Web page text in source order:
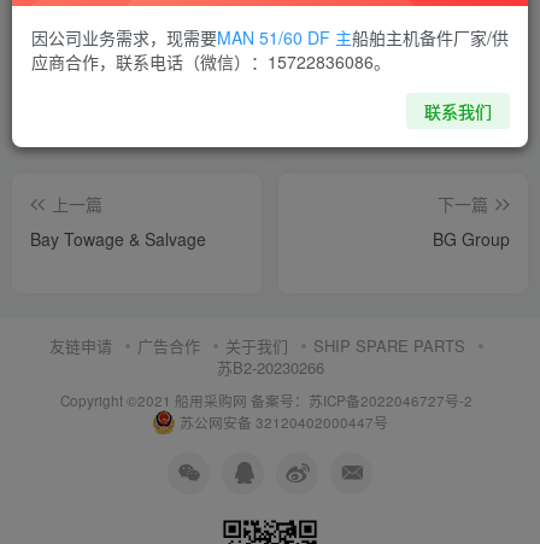
喜欢就支持一下吧
上一篇
Bay Towage & Salvage
下一篇
BG Group
友链申请 广告合作 关于我们
SHIP SPARE PARTS
苏B2-20230266
Copyright ©2021 船用采购网 备案号：苏ICP备2022046727号-2
苏公网安备 32120402000447号
因公司业务需求，现需要MAN 51/60 DF 主船舶主机备件厂家/供
应商合作，联系电话（微信）：15722836086。
联系我们